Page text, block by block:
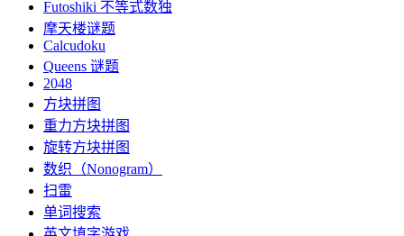
Futoshiki 不等式数独
摩天楼谜题
Calcudoku
Queens 谜题
2048
方块拼图
重力方块拼图
旋转方块拼图
数织（Nonogram）
扫雷
单词搜索